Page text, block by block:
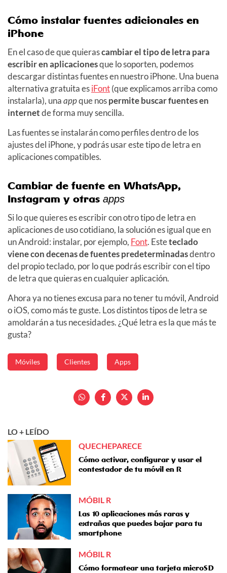
Cómo instalar fuentes adicionales en
iPhone
En el caso de que quierascambiar el tipo de letra para
escribir en aplicacionesque lo soporten, podemos
descargar distintas fuentes en nuestro iPhone. Una buena
alternativa gratuita esiFont(que explicamos arriba como
instalarla), unaappque nospermite buscar fuentes en
internetde forma muy sencilla.
Las fuentes se instalarán como perfiles dentro de los
ajustes del iPhone, y podrás usar este tipo de letra en
aplicaciones compatibles.
Cambiar de fuente en WhatsApp,
Instagram y otras apps
Si lo que quieres es escribir con otro tipo de letra en
aplicaciones de uso cotidiano, la solución es igual que en
un Android: instalar, por ejemplo, Font. Esteteclado
viene con decenas de fuentes predeterminadasdentro
del propio teclado, por lo que podrás escribir con el tipo
de letra que quieras en cualquier aplicación.
Ahora ya no tienes excusa para no tener tu móvil, Android
o iOS, como más te guste. Los distintos tipos de letra se
amoldarán a tus necesidades. ¿Qué letra es la que más te
gusta?
Móviles Clientes Apps
LO + LEÍDO
QUECHEPARECE
Cómo activar, configurar y usar el
contestador de tu móvil en R
MÓBIL R
Las 10 aplicaciones más raras y
extrañas que puedes bajar para tu
smartphone
MÓBIL R
Cómo formatear una tarjeta microSD